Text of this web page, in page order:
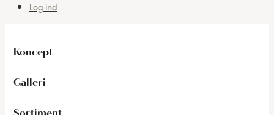
Log ind
Koncept
Galleri